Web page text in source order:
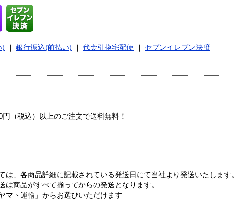
) 銀行振込(前払い) 代金引換宅配便
セブンイレブン決済
（税込）以上のご注文で送料無料！
は、各商品詳細に記載されている発送日にて当社より発送いたします。
は商品がすべて揃ってからの発送となります。
マト運輸」からお選びいただけます